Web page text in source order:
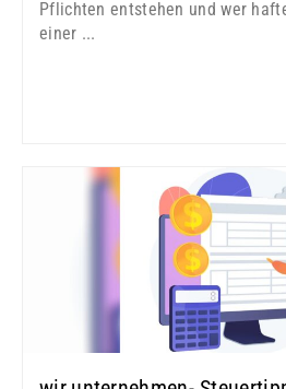
Pflichten entstehen und wer
einer ...